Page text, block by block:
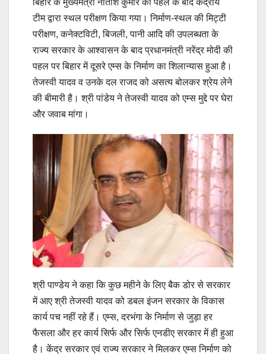
बिहार के मुख्यमंत्री नीतीश कुमार की पहल के बाद केंद्रीय
टीम द्वारा स्थल परीक्षण किया गया। निर्माण-स्थल की मिट्टी
परीक्षण, कनेक्टविटी, बिजली, पानी आदि की उपलब्धता के
राज्य सरकार के आश्वासन के बाद प्रधानमंत्री नरेंद्र मोदी की
पहल पर बिहार में दूसरे एम्स के निर्माण का शिलान्यास हुआ है।
तेजस्वी यादव व उनके दल राजद को असत्य बोलकर श्रेय लेने
की बीमारी है। श्री पांडेय ने तेजस्वी यादव को एम्स मुद्दे पर घेरा
और जवाब मांगा।
श्री पाण्डेय ने कहा कि कुछ महीने के लिए बैक डोर से सरकार
में आए श्री तेजस्वी यादव को डबल इंजन सरकार के विकास
कार्य पच नहीं रहे हैं। एम्स, दरभंगा के निर्माण से जुड़ा हर
फैसला और हर कार्य सिर्फ और सिर्फ एनडीए सरकार में ही हुआ
है। केंद्र सरकार एवं राज्य सरकार ने मिलकर एम्स निर्माण को